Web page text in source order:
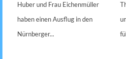
und Frau Eichenmüller
einen Ausflug in den
Theater
unsere
führte